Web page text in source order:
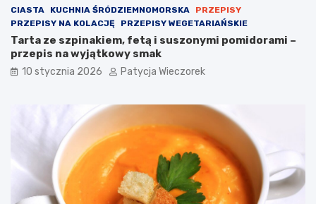
CIASTA KUCHNIA ŚRÓDZIEMNOMORSKA
PRZEPISY
PRZEPISY NA KOLACJĘ
PRZEPISY WEGETARIAŃSKIE
Tarta ze szpinakiem, fetą i suszonymi pomidorami –
przepis na wyjątkowy smak
10 stycznia 2026 Patycja Wieczorek